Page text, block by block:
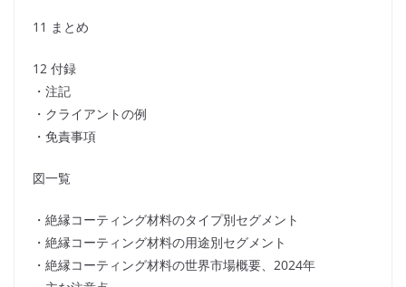
11 まとめ
12 付録
・注記
・クライアントの例
・免責事項
図一覧
・絶縁コーティング材料のタイプ別セグメント
・絶縁コーティング材料の用途別セグメント
・絶縁コーティング材料の世界市場概要、2024年